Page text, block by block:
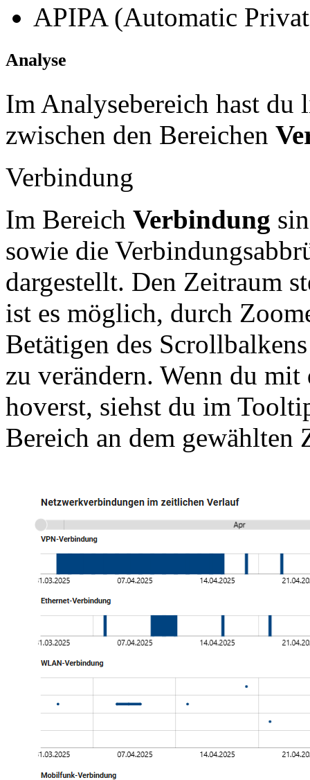
APIPA (Automatic
Analyse
Im Analysebereich hast
zwischen den Bereichen
Verbindung
Im Bereich Verbindung
sowie die
dargestellt. Den Zeitraum
ist es möglich, durch
Betätigen des
zu verändern. Wenn du
hoverst, siehst du im
Bereich an dem gewählten